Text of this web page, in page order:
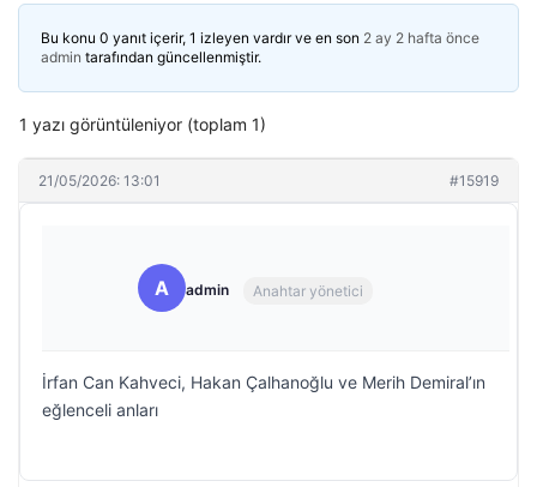
Bu konu 0 yanıt içerir, 1 izleyen vardır ve en son 2 ay 2 hafta önce
admin tarafından güncellenmiştir.
1 yazı görüntüleniyor (toplam 1)
21/05/2026: 13:01 #15919
A admin Anahtar yönetici
İrfan Can Kahveci, Hakan Çalhanoğlu ve Merih Demiral’ın
eğlenceli anları